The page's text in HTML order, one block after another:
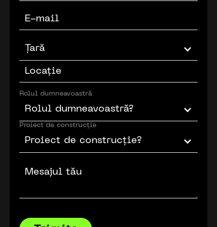
Țară
Rolul dumneavoastră
Rolul dumneavoastră?
Proiect de construcție
Proiect de construcție?